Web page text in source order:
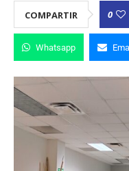
COMPARTIR 0
Whatsapp